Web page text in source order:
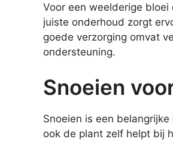
Voor een weelderige
juiste onderhoud zorgt
goede verzorging omvat
ondersteuning.
Snoeien
Snoeien is een
ook de plant zelf helpt bij